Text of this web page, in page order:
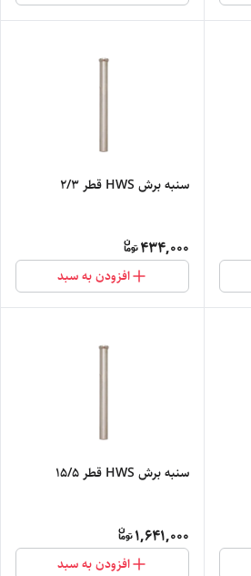
سنبه برش HWS قطر 2/3
434,000
افزودن به سبد
سنبه برش HWS قطر 15/5
1,641,000
افزودن به سبد